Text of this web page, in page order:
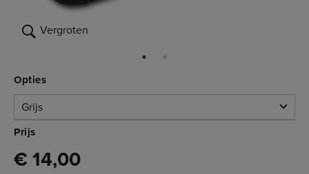
Vergroten
Opties
Grijs
Grijs
3.001.031
Prijs
€ 14,00